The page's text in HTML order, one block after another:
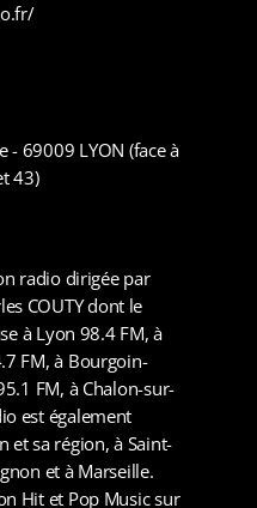
- 69009 LYON (face à
43)
radio dirigée par
COUTY dont le
à Lyon 98.4 FM, à
FM, à Bourgoin-
FM, à Chalon-sur-
est également
et sa région, à Saint-
et à Marseille.
Hit et Pop Music sur